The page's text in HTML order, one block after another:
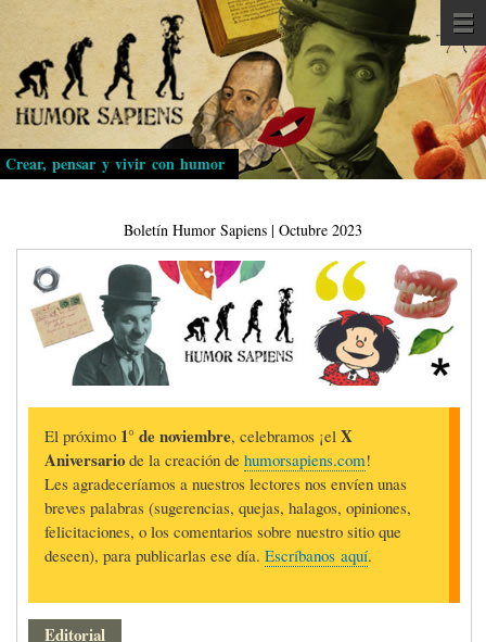
Pasar
al
contenido
principal
Crear, pensar y vivir con humor
Boletín Humor Sapiens | Octubre 2023
El próximo 1° de noviembre, celebramos ¡el X
Aniversariode la creación de humorsapiens.com!
Les agradeceríamos a nuestros lectores nos envíen unas
breves palabras (sugerencias, quejas, halagos, opiniones,
felicitaciones, o los comentarios sobre nuestro sitio que
deseen), para publicarlas ese día. Escríbanos aquí.
Editorial